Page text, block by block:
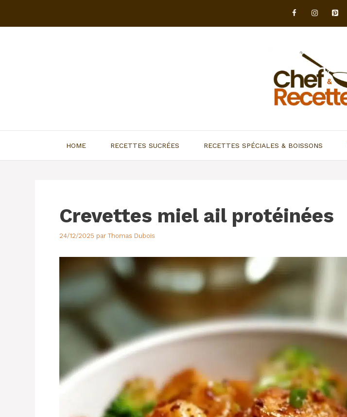
contenu
HOME RECETTES SUCRÉES RECETTES SPÉCIALES & BOISSONS
Crevettes miel ail protéinées
24/12/2025 par Thomas Dubois